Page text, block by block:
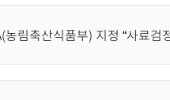
농림축산식품부) 지정 “사료